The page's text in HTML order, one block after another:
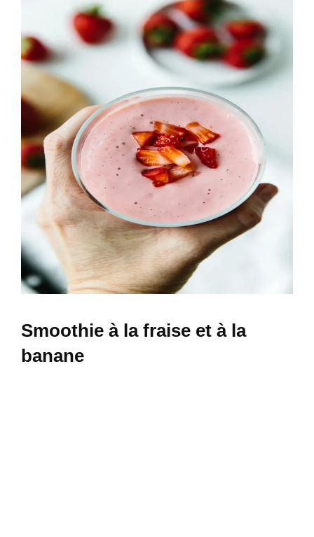
Smoothie à la fraise et à la
banane